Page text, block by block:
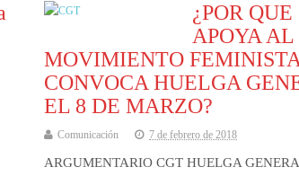
¿POR
APOYA AL
MOVIMIENTO
CONVOCA HUELGA
EL 8 DE MARZO?
Comunicación 7 de febrero de 2018
ARGUMENTARIO CGT HUELGA